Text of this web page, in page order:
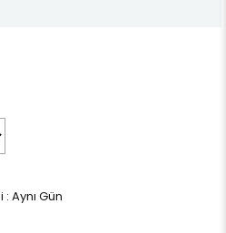
: Aynı Gün